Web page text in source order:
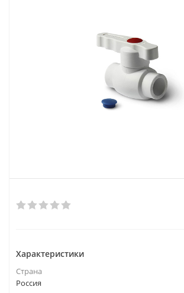
Характеристики
Страна
Россия